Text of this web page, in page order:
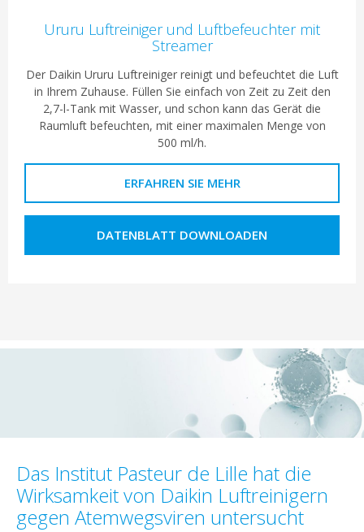
Ururu Luftreiniger und Luftbefeuchter mit
Streamer
Der Daikin Ururu Luftreiniger reinigt und befeuchtet die Luft
in Ihrem Zuhause. Füllen Sie einfach von Zeit zu Zeit den
2,7-l-Tank mit Wasser, und schon kann das Gerät die
Raumluft befeuchten, mit einer maximalen Menge von
500 ml/h.
ERFAHREN SIE MEHR
DATENBLATT DOWNLOADEN
Das Institut Pasteur de Lille hat die
Wirksamkeit von Daikin Luftreinigern
gegen Atemwegsviren untersucht